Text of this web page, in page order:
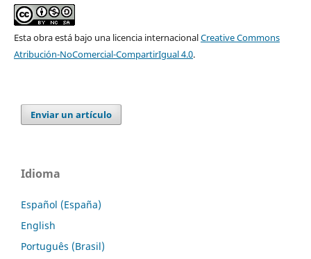
Esta obra está bajo una licencia internacionalCreative Commons
Atribución-NoComercial-CompartirIgual 4.0.
Enviar un artículo
Idioma
Español (España)
English
Português (Brasil)